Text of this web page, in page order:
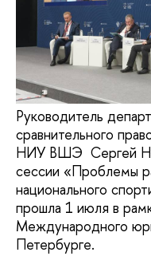
Руководитель
сравнительного
НИУ ВШЭ Сергей
сессии «Проблемы
национального
прошла 1 июля в
Международного
Петербурге.